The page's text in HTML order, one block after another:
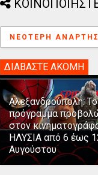
ΝΕΌΤΕΡΗ
ΔΙΑΒΑΣΤΕ ΑΚΟΜΗ
Αλεξανδρούπολη: Το
πρόγραμμα
στον
ΗΛΥΣΙΑ από 6 έως
Αυγούστου